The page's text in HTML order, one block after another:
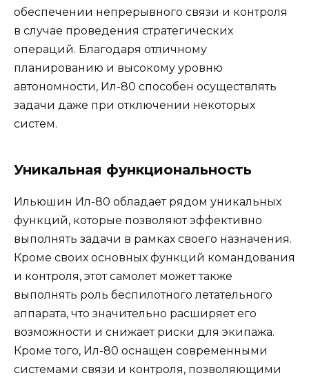
обеспечении непрерывного связи и контроля
в случае проведения стратегических
операций. Благодаря отличному
планированию и высокому уровню
автономности, Ил-80 способен осуществлять
задачи даже при отключении некоторых
систем.
Уникальная функциональность
Ильюшин Ил-80 обладает рядом уникальных
функций, которые позволяют эффективно
выполнять задачи в рамках своего назначения.
Кроме своих основных функций командования
и контроля, этот самолет может также
выполнять роль беспилотного летательного
аппарата, что значительно расширяет его
возможности и снижает риски для экипажа.
Кроме того, Ил-80 оснащен современными
системами связи и контроля, позволяющими